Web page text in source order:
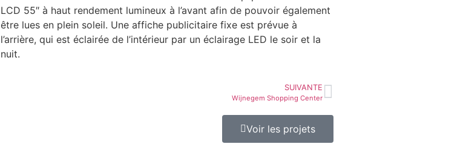
LCD 55″ à haut rendement lumineux à l’avant afin de pouvoir également
être lues en plein soleil. Une affiche publicitaire fixe est prévue à
l’arrière, qui est éclairée de l’intérieur par un éclairage LED le soir et la
nuit.
SUIVANTE
Wijnegem Shopping Center
Voir les projets